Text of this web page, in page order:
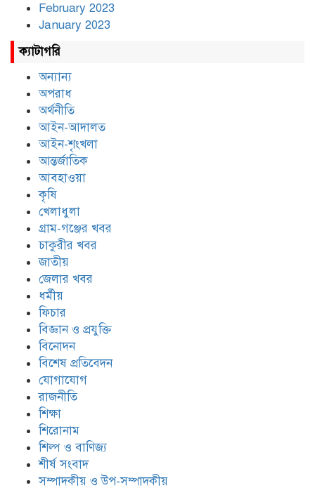
February 2023
January 2023
ক্যাটাগরি
অন্যান্য
অপরাধ
অর্থনীতি
আইন-আদালত
আইন-শৃংখলা
আন্তর্জাতিক
আবহাওয়া
কৃষি
খেলাধুলা
গ্রাম-গঞ্জের খবর
চাকুরীর খবর
জাতীয়
জেলার খবর
ধর্মীয়
ফিচার
বিজ্ঞান ও প্রযুক্তি
বিনোদন
বিশেষ প্রতিবেদন
যোগাযোগ
রাজনীতি
শিক্ষা
শিরোনাম
শিল্প ও বাণিজ্য
শীর্ষ সংবাদ
সম্পাদকীয় ও উপ-সম্পাদকীয়